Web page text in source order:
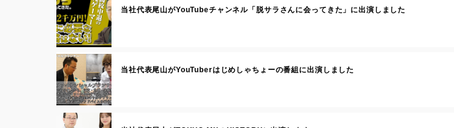
当社代表尾山がYouTubeチャンネル「脱サラさんに会ってきた」に出演しました
当社代表尾山がYouTuberはじめしゃちょーの番組に出演しました